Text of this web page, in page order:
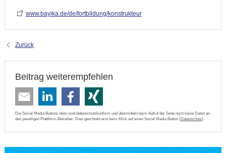
www.bayika.de/de/fortbildung/konstrukteur
Zurück
Beitrag weiterempfehlen
Die Social Media Buttons oben sind datenschutzkonform und übermitteln beim Aufruf der Seite noch keine Daten an
den jeweiligen Plattform-Betreiber. Dies geschieht erst beim Klick auf einen Social Media Button (Datenschutz).